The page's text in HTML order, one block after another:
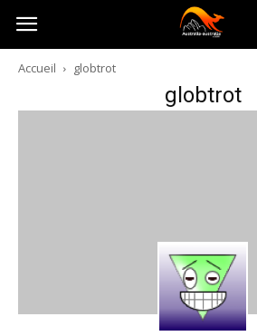
Australia-
australie.com
Accueil globtrot
globtrot